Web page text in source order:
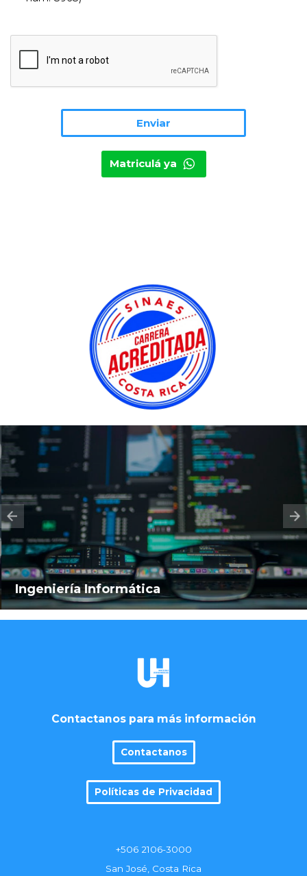
Matriculá ya
Ingeniería Informática
Contactanos para más información
Contactanos
Políticas de Privacidad
+506 2106-3000
San José, Costa Rica